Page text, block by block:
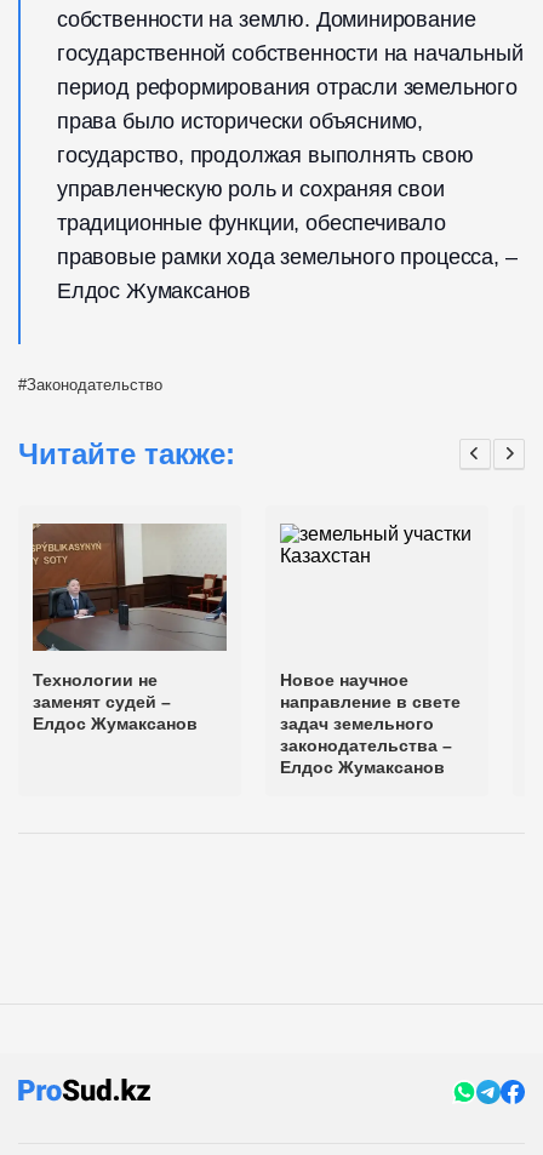
собственности на землю. Доминирование
государственной собственности на начальный
период реформирования отрасли земельного
права было исторически объяснимо,
государство, продолжая выполнять свою
управленческую роль и сохраняя свои
традиционные функции, обеспечивало
правовые рамки хода земельного процесса, –
Елдос Жумаксанов
Законодательство
Читайте также:
Технологии не
заменят судей –
Елдос Жумаксанов
Новое научное
направление в свете
задач земельного
законодательства –
Елдос Жумаксанов